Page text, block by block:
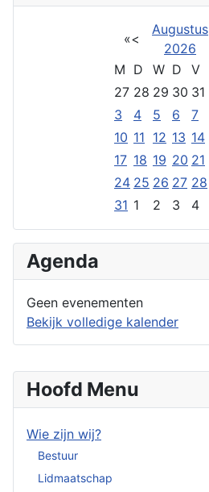
Hoofd Menu
Wie zijn wij?
Bestuur
Lidmaatschap
«<
Augustus
2026
M D W D V
27 28 29 30 31
3
4 5 6 7
10 11 12 13 14
17 18 19 20 21
24 25 26 27 28
31 1 2 3 4
Agenda
Geen evenementen
Bekijk volledige kalender